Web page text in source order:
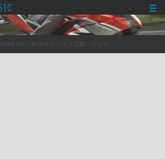
IC
(ホンダ/2017) バイク試乗レビュー